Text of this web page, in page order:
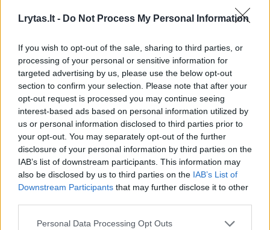
Lrytas.lt - Do Not Process My Personal Information
If you wish to opt-out of the sale, sharing to third parties, or
processing of your personal or sensitive information for
targeted advertising by us, please use the below opt-out
section to confirm your selection. Please note that after your
opt-out request is processed you may continue seeing
interest-based ads based on personal information utilized by
us or personal information disclosed to third parties prior to
your opt-out. You may separately opt-out of the further
disclosure of your personal information by third parties on the
IAB’s list of downstream participants. This information may
also be disclosed by us to third parties on the IAB’s List of
Downstream Participants that may further disclose it to other
Personal Data Processing Opt Outs
nebuvo atleisti, iš to susidarė darbo
daugiafunkcis kompleksas“ tokias išlaidas turi
padengti, nes stabdymas buvo jų iniciatyva“,
– „Cloud architektų“ poziciją argumentavo
įmonės direktorius.
„Mes už tuos nuostolius nesame atsakingi,
todėl nesutinkame jų dengti. Dėl to derybos
ir yra nelengvos, nes niekam nėra malonu
dengti nuostolius. Tačiau mes taip pat
nesame už juos atsakingi, kad turėtume juos